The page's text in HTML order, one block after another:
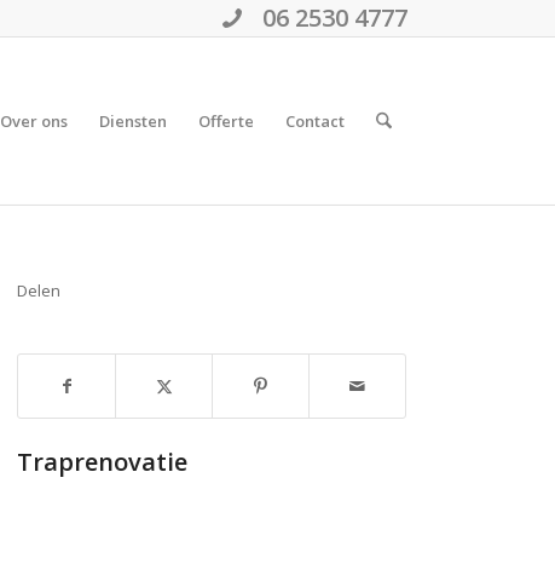
06 2530 4777
Over ons Diensten Offerte Contact
Delen
Traprenovatie